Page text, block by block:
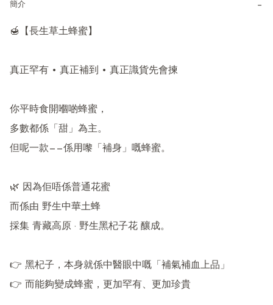
簡介 −
🍯【長生草土蜂蜜】
真正罕有 • 真正補到 • 真正識貨先會揀
你平時食開嗰啲蜂蜜，
多數都係「甜」為主。
但呢一款——係用嚟「補身」嘅蜂蜜。
🌿 因為佢唔係普通花蜜
而係由 野生中華土蜂
採集 青藏高原 · 野生黑杞子花 釀成。
👉 黑杞子，本身就係中醫眼中嘅「補氣補血上品」
👉 而能夠變成蜂蜜，更加罕有、更加珍貴